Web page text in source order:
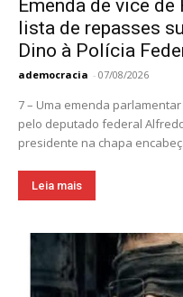
Emenda de vice
lista de repasses
Dino à Polícia
ademocracia - 07/08/2026
7 – Uma emenda
pelo deputado federal
presidente na chapa
Leia mais